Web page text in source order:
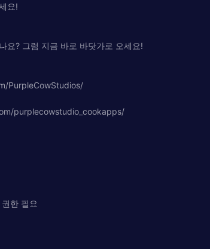
요!
요? 그럼 지금 바로 바닷가로 오세요!
PurpleCowStudios/
purplecowstudio_cookapps/
한 필요